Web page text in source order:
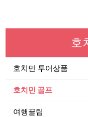
호
호치민 투어상품
호치민 골프
여행꿀팁